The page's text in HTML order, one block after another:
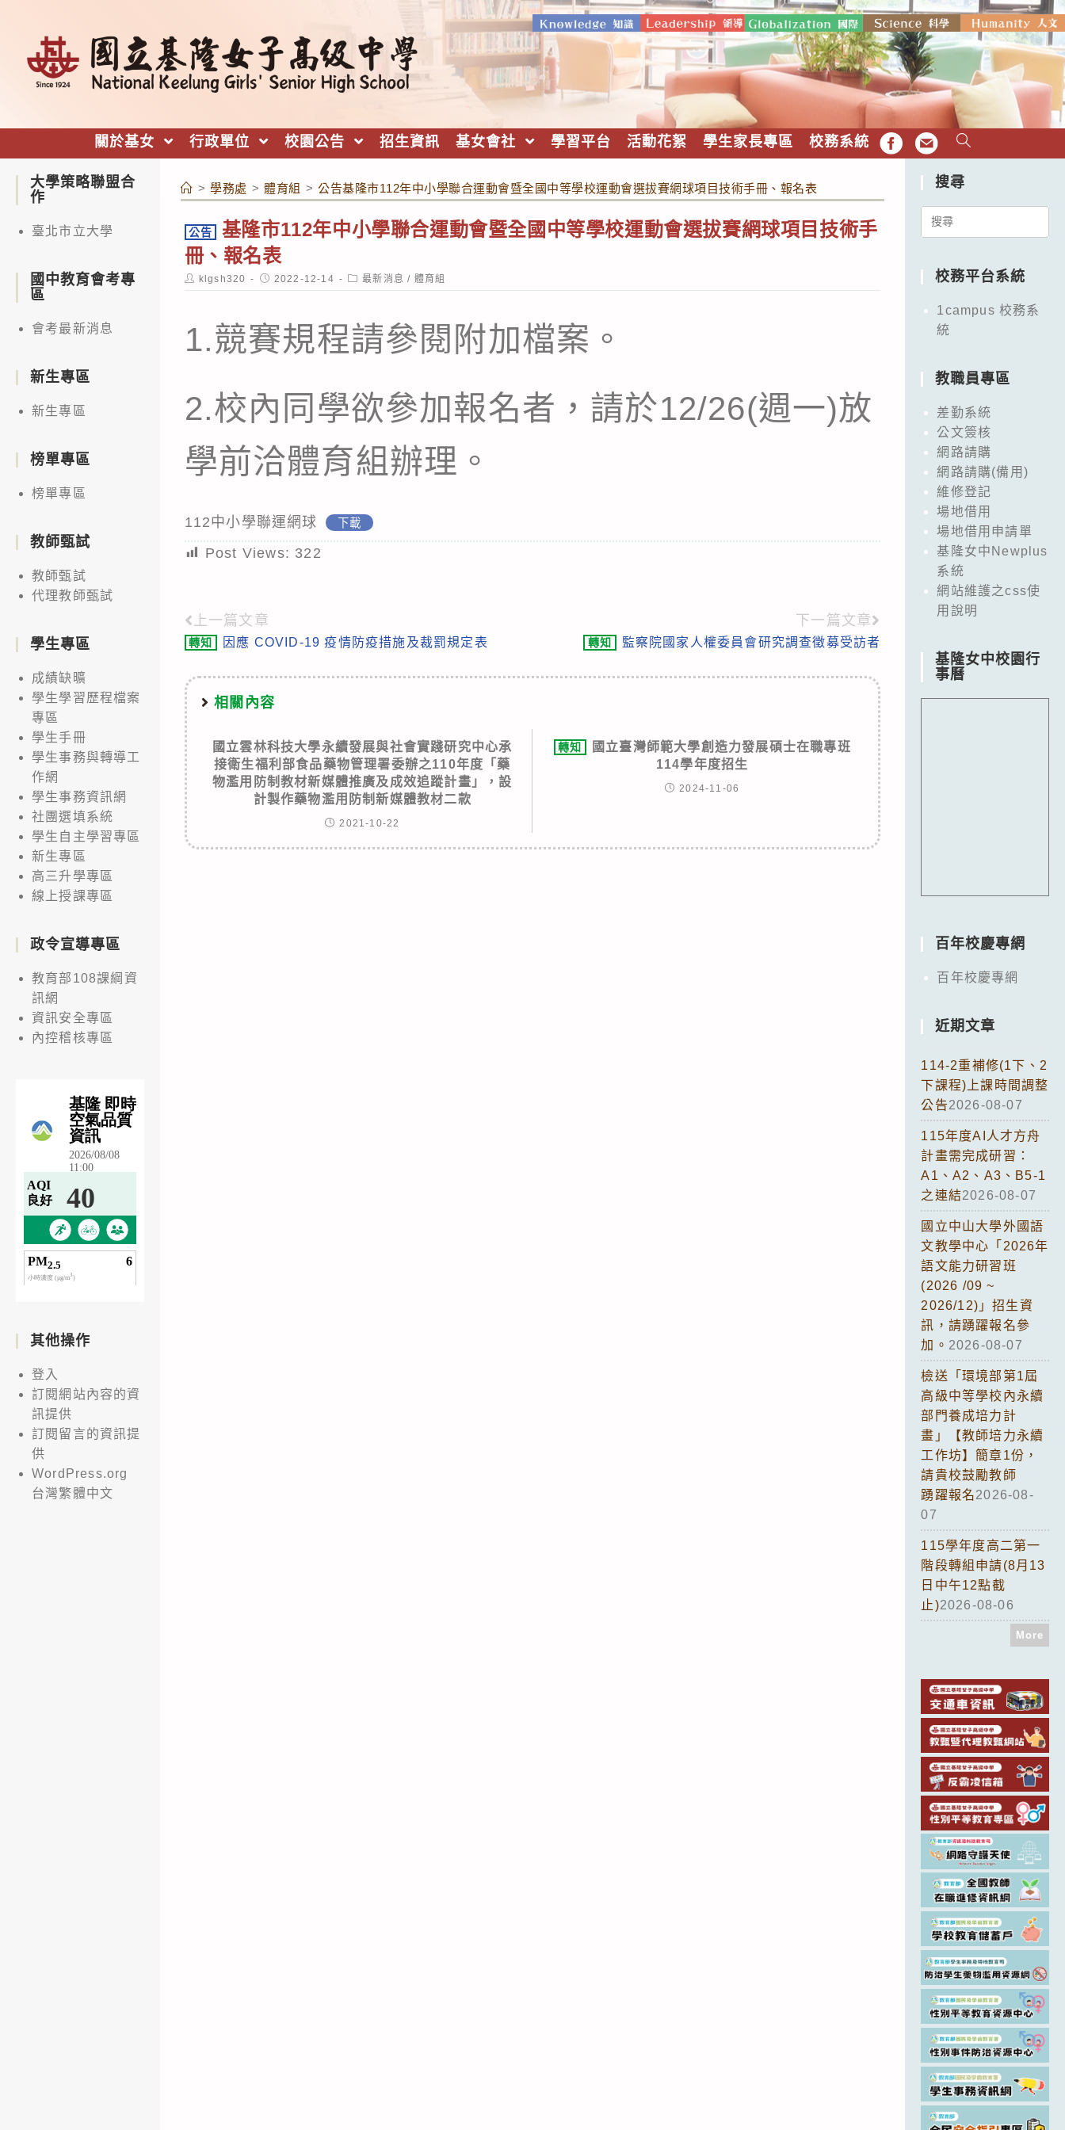
關於基女 行政單位 校園公告 招生資訊 基女會社 學習平台 活動花絮 學生家長專區 校務系統 FB EMAIL
> 學務處 > 體育組 > 公告基隆市112年中小學聯合運動會暨全國中等學校運動會選拔賽網球項目技術手冊、報名表
公告
基隆市112年中小學聯合運動會暨全國中等學校運動會選拔賽網球項目技術手
冊、報名表
Post
author:
klgsh320
Post
published:
2022-12-14
Post
category:
最新消息 / 體育組
1.競賽規程請參閱附加檔案。
2.校內同學欲參加報名者，請於12/26(週一)放
學前洽體育組辦理。
112中小學聯運網球 下載
Post Views: 322
Read
more
articles
上一篇文章
轉知 因應 COVID-19 疫情防疫措施及裁罰規定表
下一篇文章
轉知 監察院國家人權委員會研究調查徵募受訪者
相關內容
國立雲林科技大學永續發展與社會實踐研究中心承
接衛生福利部食品藥物管理署委辦之110年度「藥
物濫用防制教材新媒體推廣及成效追蹤計畫」，設
計製作藥物濫用防制新媒體教材二款
2021-10-22
轉知
國立臺灣師範大學創造力發展碩士在職專班
114學年度招生
2024-11-06
大學策略聯盟合
作
臺北市立大學
國中教育會考專
區
會考最新消息
新生專區
新生專區
榜單專區
榜單專區
教師甄試
教師甄試
代理教師甄試
學生專區
成績缺曠
學生學習歷程檔案
專區
學生手冊
學生事務與轉導工
作網
學生事務資訊網
社團選填系統
學生自主學習專區
新生專區
高三升學專區
線上授課專區
政令宣導專區
教育部108課綱資
訊網
資訊安全專區
內控稽核專區
其他操作
登入
訂閱網站內容的資
訊提供
訂閱留言的資訊提
供
WordPress.org
台灣繁體中文
搜尋
Search
校務平台系統
1campus 校務系
統
教職員專區
差勤系統
公文簽核
網路請購
網路請購(備用)
維修登記
場地借用
場地借用申請單
基隆女中Newplus
系統
網站維護之css使
用說明
基隆女中校園行
事曆
百年校慶專網
百年校慶專網
近期文章
114-2重補修(1下、2
下課程)上課時間調整
公告2026-08-07
115年度AI人才方舟
計畫需完成研習：
A1、A2、A3、B5-1
之連結2026-08-07
國立中山大學外國語
文教學中心「2026年
語文能力研習班
(2026 /09 ~
2026/12)」招生資
訊，請踴躍報名參
加。 2026-08-07
檢送「環境部第1屆
高級中等學校內永續
部門養成培力計
畫」【教師培力永續
工作坊】簡章1份，
請貴校鼓勵教師
踴躍報名2026-08-
07
115學年度高二第一
階段轉組申請(8月13
日中午12點截
止)2026-08-06
More